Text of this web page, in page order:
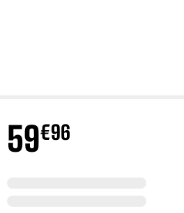
59€96
a nuestro sitio.
por